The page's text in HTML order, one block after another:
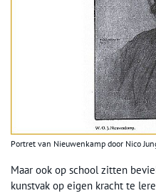
Portret van Nieuwenkamp door Nico
Maar ook op school zitten
kunstvak op eigen kracht te